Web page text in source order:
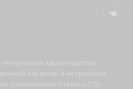
характеристик,
характер и ни при каких
положениями Статьи 437(2)